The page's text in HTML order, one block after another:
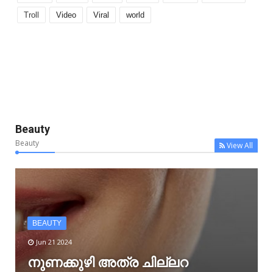
Troll Video Viral world
Beauty
Beauty View All
BEAUTY
Jun 21 2024
നുണക്കുഴി അത്ര ചില്ലറ